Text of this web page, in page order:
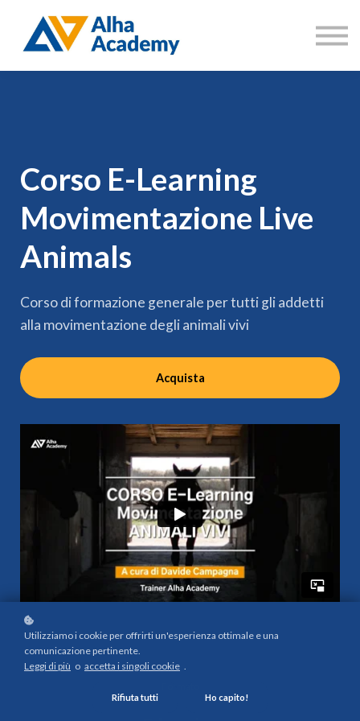
Catalogo corsi
Aree di formazione
Corso E-Learning
Movimentazione Live
Animals
Corso di formazione generale per tutti gli addetti
alla movimentazione degli animali vivi
Acquista
Utilizziamo i cookie per offrirti un'esperienza ottimale e una
comunicazione pertinente.
Leggi di più o accetta i singoli cookie .
Rifiuta tutti Ho capito!